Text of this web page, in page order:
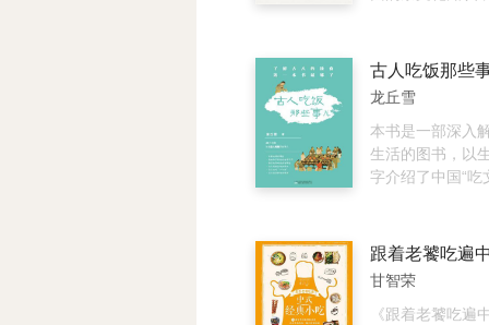
已。而北京文化
能够海纳百川，
住上几辈子就成
这种奇妙的融合
就是可以满足八
同地域、不同阶
收录近千张精美
示207种茶的干
底形态、茶色以
图文结合，优劣
辨茶叶好坏，轻
书还对每款茶叶
好茶、泡好水、
指南，对新手购
泡以及品饮具有
古人吃饭那些
龙丘雪
本书是一部深入
生活的图书，以
字介绍了中国“吃
期、各个地域的
生活的各方面讲
器有哪些”“贵族
甘智荣
《跟着老饕吃遍